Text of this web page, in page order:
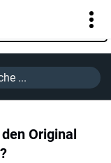
Original